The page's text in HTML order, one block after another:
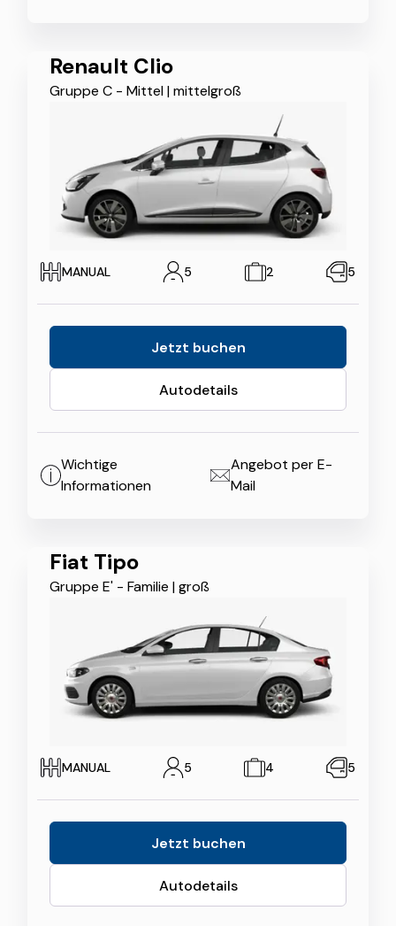
Renault Clio
Gruppe C - Mittel|mittelgroß
MANUAL 5 2 5
Jetzt buchen
Autodetails
Wichtige
Informationen
Angebot per E-
Mail
Fiat Tipo
Gruppe E' - Familie |groß
MANUAL 5 4 5
Jetzt buchen
Autodetails